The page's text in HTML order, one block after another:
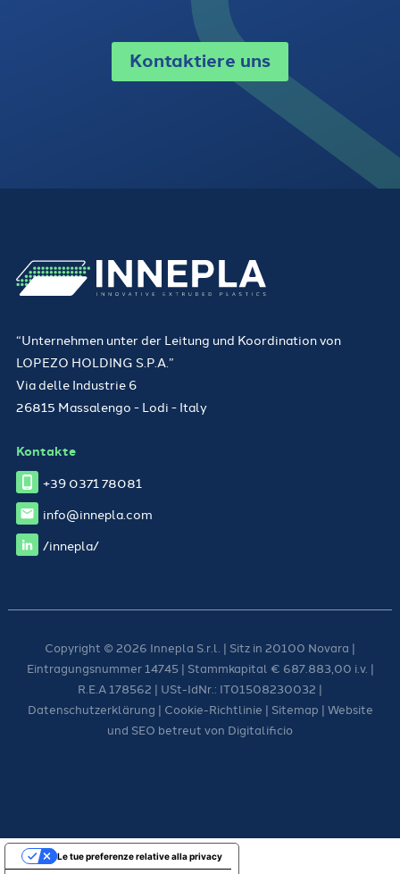
Kontaktiere uns
“Unternehmen unter der Leitung und Koordination von
LOPEZO HOLDING S.P.A.”
Via delle Industrie 6
26815 Massalengo - Lodi - Italy
Kontakte
+39 0371 78081
info@innepla.com
/innepla/
Copyright © 2026 Innepla S.r.l. | Sitz in 20100 Novara |
Eintragungsnummer 14745 | Stammkapital € 687.883,00 i.v. |
R.E.A 178562 | USt-IdNr.: IT01508230032 |
Datenschutzerklärung | Cookie-Richtlinie | Sitemap | Website
und SEO betreut von Digitalificio
Le tue preferenze relative alla privacy